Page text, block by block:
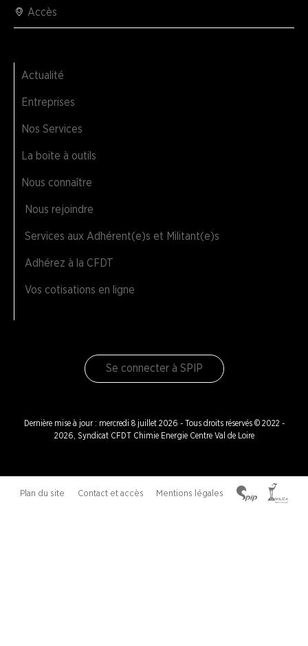
Accès
Actualité
Entreprises
Nos Services
La boite à outils
Nous connaître
Nous rejoindre
Services aux Adhérent(e)s et Militant(e)s
Adhérez à la CFDT
Vos cotisations en ligne
Se connecter à SPIP
Dernière mise à jour : mercredi 8 juillet 2026 - Tous droits réservés © 2022 -
2026, Syndicat CFDT Chimie Energie Centre Val de Loire
Plan du site Contact et accès Mentions légales